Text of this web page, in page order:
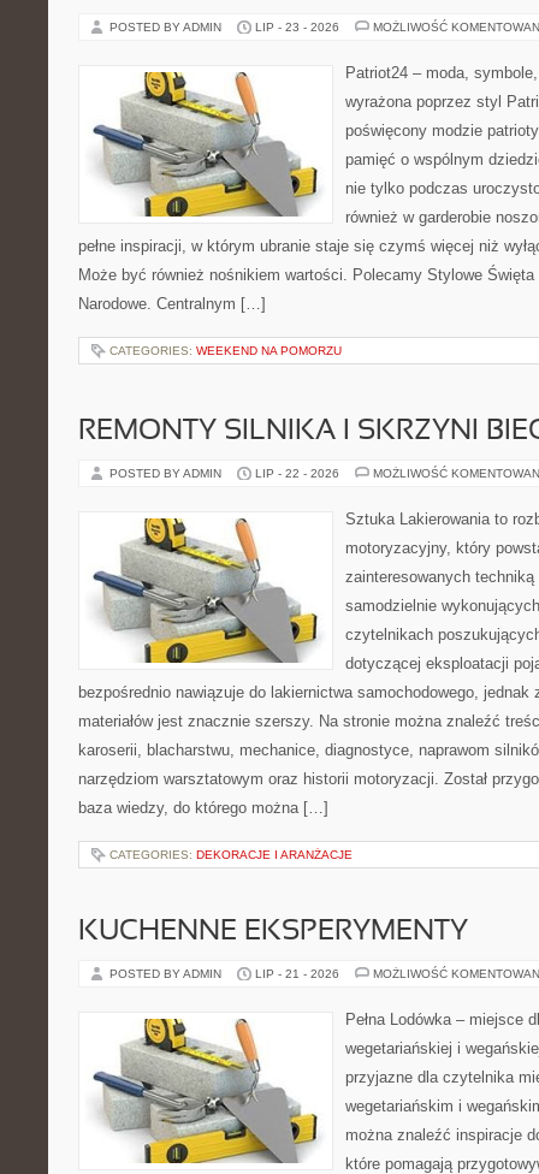
POSTED BY ADMIN LIP - 23 - 2026 MOŻLIWOŚĆ
Patriot24 – moda,
wyrażona poprzez styl
poświęcony modzie
pamięć o wspólnym
nie tylko podczas
również w garderobie
pełne inspiracji, w którym ubranie staje się czymś więcej niż
Może być również nośnikiem wartości. Polecamy Stylowe
Narodowe. Centralnym […]
CATEGORIES: WEEKEND NA POMORZU
REMONTY SILNIKA I SKRZYNI
POSTED BY ADMIN LIP - 22 - 2026 MOŻLIWOŚĆ
Sztuka Lakierowania to
motoryzacyjny, który
zainteresowanych
samodzielnie
czytelnikach
dotyczącej eksploatacji
bezpośrednio nawiązuje do lakiernictwa samochodowego, jednak
materiałów jest znacznie szerszy. Na stronie można znaleźć
karoserii, blacharstwu, mechanice, diagnostyce, naprawom
narzędziom warsztatowym oraz historii motoryzacji. Został
baza wiedzy, do którego można […]
CATEGORIES: DEKORACJE I ARANŻACJE
KUCHENNE EKSPERYMENTY
POSTED BY ADMIN LIP - 21 - 2026 MOŻLIWOŚĆ
Pełna Lodówka – miejsce
wegetariańskiej i
przyjazne dla czytelnika
wegetariańskim i
można znaleźć inspiracje
które pomagają